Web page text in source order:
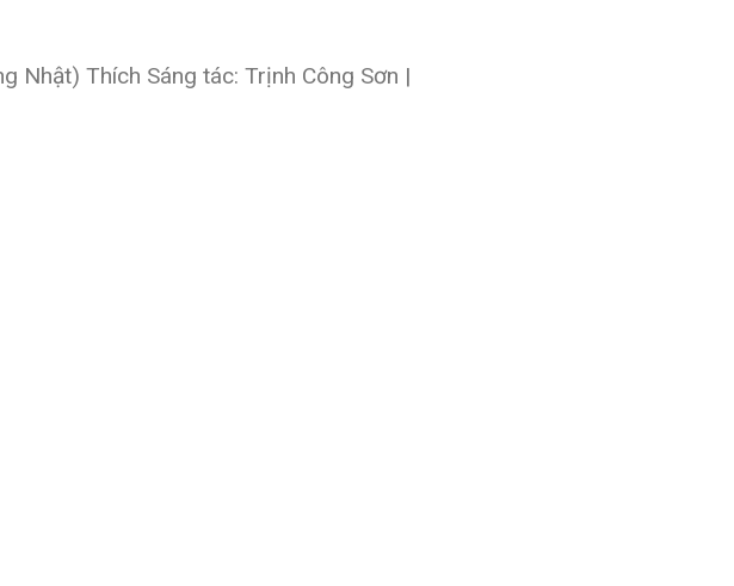
Nhật) Thích Sáng tác: Trịnh Công Sơn |